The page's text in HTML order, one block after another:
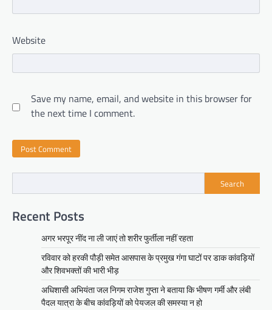
Website
Save my name, email, and website in this browser for
the next time I comment.
Search
Recent Posts
अगर भरपूर नींद ना ली जाएं तो शरीर फुर्तीला नहीं रहता
रविवार को हरकी पौड़ी समेत आसपास के प्रमुख गंगा घाटों पर डाक कांवड़ियों
और शिवभक्तों की भारी भीड़
अधिशासी अभियंता जल निगम राजेश गुप्ता ने बताया कि भीषण गर्मी और लंबी
पैदल यात्रा के बीच कांवड़ियों को पेयजल की समस्या न हो